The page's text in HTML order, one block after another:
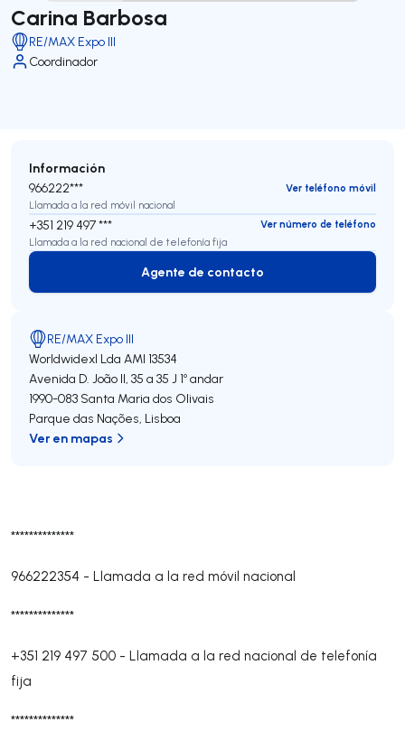
Carina Barbosa
RE/MAX Expo III
Coordinador
**************
966222354 - Llamada a la red móvil nacional
**************
+351 219 497 500 - Llamada a la red nacional de telefonía
fija
**************
Información
966222***
Ver teléfono móvil
Llamada a la red móvil nacional
+351 219 497 ***
Ver número de teléfono
Llamada a la red nacional de telefonía fija
Agente de contacto
Agente de contacto
RE/MAX Expo III
Worldwidexl Lda AMI 13534
Avenida D. João II, 35 a 35 J 1º andar
1990-083 Santa Maria dos Olivais
Parque das Nações, Lisboa
Ver en mapas